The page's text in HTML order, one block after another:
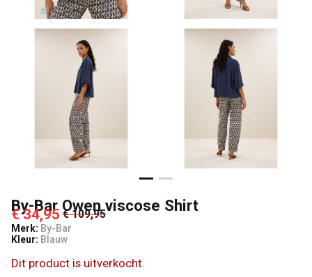
By-Bar Owen viscose Shirt
€ 34,95 € 109,95
Merk: By-Bar
Kleur: Blauw
Dit product is uitverkocht.